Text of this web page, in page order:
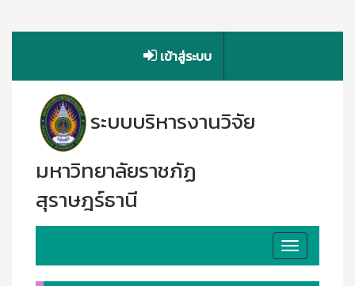
เข้าสู่ระบบ
ระบบบริหารงานวิจัย
มหาวิทยาลัยราชภัฏ
สุราษฎร์ธานี
Toggle
navigation